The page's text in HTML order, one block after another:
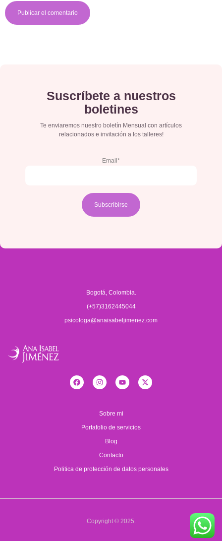
Suscríbete a nuestros
boletines
Te enviaremos nuestro boletín Mensual con artículos
relacionados e invitación a los talleres!
Email*
Bogotá, Colombia.
(+57)3162445044
psicologa@anaisabeljimenez.com
Sobre mi
Portafolio de servicios
Blog
Contacto
Politica de protección de datos personales
Copyright © 2025.